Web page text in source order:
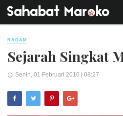
RAGAM
Sejarah Singkat
Senin, 01 Februari 2010 | 08:27